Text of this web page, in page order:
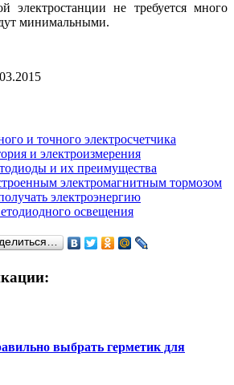
электростанции не требуется много
минимальными.
и точного электросчетчика
и электроизмерения
и их преимущества
электромагнитным тормозом
электроэнергию
освещения
выбрать герметик для